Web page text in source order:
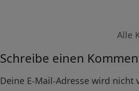
Alle
Schreibe einen
Deine E-Mail-Adresse wird nicht